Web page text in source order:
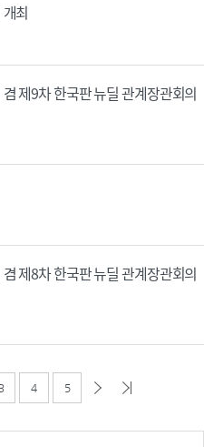
최
제9차 한국판 뉴딜 관계장관회의
제8차 한국판 뉴딜 관계장관회의
3 4 5